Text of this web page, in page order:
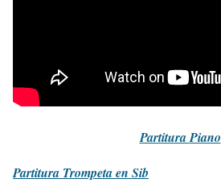
PartituraPiano
Partitura Trompeta en Sib